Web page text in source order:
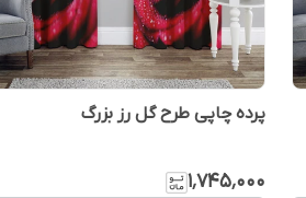
پرده چاپی طرح گل رز بزرگ
۱٬۷۴۵٬۰۰۰